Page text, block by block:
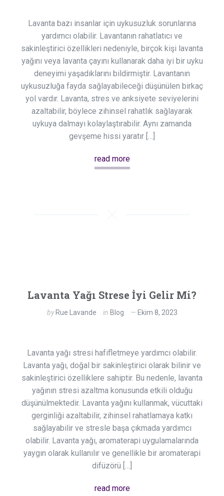
Lavanta bazı insanlar için uykusuzluk sorunlarına
yardımcı olabilir. Lavantanın rahatlatıcı ve
sakinleştirici özellikleri nedeniyle, birçok kişi lavanta
yağını veya lavanta çayını kullanarak daha iyi bir uyku
deneyimi yaşadıklarını bildirmiştir. Lavantanın
uykusuzluğa fayda sağlayabileceği düşünülen birkaç
yol vardır. Lavanta, stres ve anksiyete seviyelerini
azaltabilir, böylece zihinsel rahatlık sağlayarak
uykuya dalmayı kolaylaştırabilir. Aynı zamanda
gevşeme hissi yaratır […]
read more
Lavanta Yağı Strese İyi Gelir Mi?
by Rue Lavande in Blog Ekim 8, 2023
Lavanta yağı stresi hafifletmeye yardımcı olabilir.
Lavanta yağı, doğal bir sakinleştirici olarak bilinir ve
sakinleştirici özelliklere sahiptir. Bu nedenle, lavanta
yağının stresi azaltma konusunda etkili olduğu
düşünülmektedir. Lavanta yağını kullanmak, vücuttaki
gerginliği azaltabilir, zihinsel rahatlamaya katkı
sağlayabilir ve stresle başa çıkmada yardımcı
olabilir. Lavanta yağı, aromaterapi uygulamalarında
yaygın olarak kullanılır ve genellikle bir aromaterapi
difüzörü […]
read more